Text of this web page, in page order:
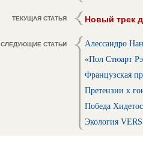
ТЕКУЩАЯ СТАТЬЯ Новый трек
СЛЕДУЮЩИЕ СТАТЬИ
Алессандро
«Пол Стюарт
Французская
Претензии к
Победа
Экология